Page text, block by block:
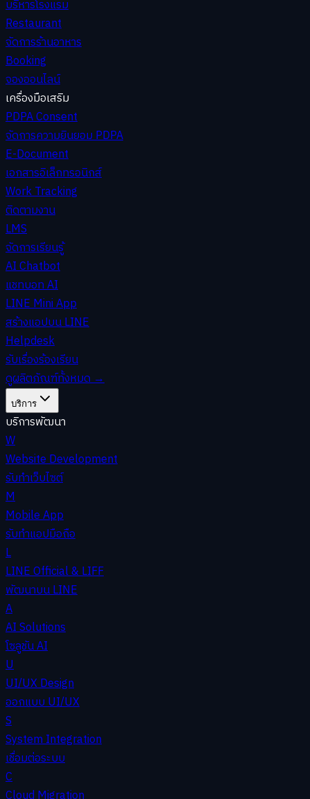
บริหารโรงแรม
Restaurant
จัดการร้านอาหาร
Booking
จองออนไลน์
เครื่องมือเสริม
PDPA Consent
จัดการความยินยอม PDPA
E-Document
เอกสารอิเล็กทรอนิกส์
Work Tracking
ติดตามงาน
LMS
จัดการเรียนรู้
AI Chatbot
แชทบอท AI
LINE Mini App
สร้างแอปบน LINE
Helpdesk
รับเรื่องร้องเรียน
ดูผลิตภัณฑ์ทั้งหมด→
บริการ
บริการพัฒนา
W
Website Development
รับทำเว็บไซต์
M
Mobile App
รับทำแอปมือถือ
L
LINE Official & LIFF
พัฒนาบน LINE
A
AI Solutions
โซลูชัน AI
U
UI/UX Design
ออกแบบ UI/UX
S
System Integration
เชื่อมต่อระบบ
C